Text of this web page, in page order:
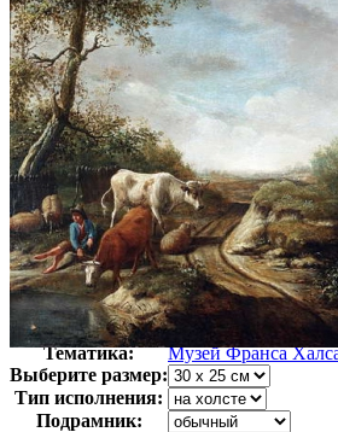
Автор:
Неизвестно
Арт-стиль
Голландская
Тематика:
Музей Франса
Выберите размер:
Тип исполнения:
Подрамник: